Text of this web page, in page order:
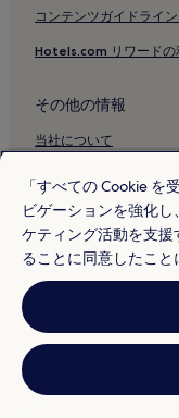
コンテンツガイドライ
Hotels.com リワードの
その他の情報
当社について
旅行ガイド
Hotels.com リワード
* 一部のホテルは、チ
ることを条件としてい
© 2026 Hotels.com,
Hotels.com および
「すべての Cookie
ビゲーションを強化
ケティング活動を支援
ることに同意したこと